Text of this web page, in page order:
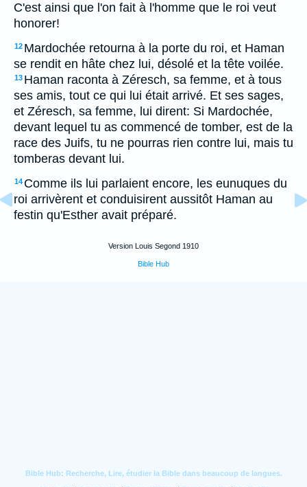
C'est ainsi que l'on fait à l'homme que le roi veut
honorer!
12 Mardochée retourna à la porte du roi, et Haman
se rendit en hâte chez lui, désolé et la tête voilée.
13 Haman raconta à Zéresch, sa femme, et à tous
ses amis, tout ce qui lui était arrivé. Et ses sages,
et Zéresch, sa femme, lui dirent: Si Mardochée,
devant lequel tu as commencé de tomber, est de la
race des Juifs, tu ne pourras rien contre lui, mais tu
tomberas devant lui.
14 Comme ils lui parlaient encore, les eunuques du
roi arrivèrent et conduisirent aussitôt Haman au
festin qu'Esther avait préparé.
Version Louis Segond 1910
Bible Hub